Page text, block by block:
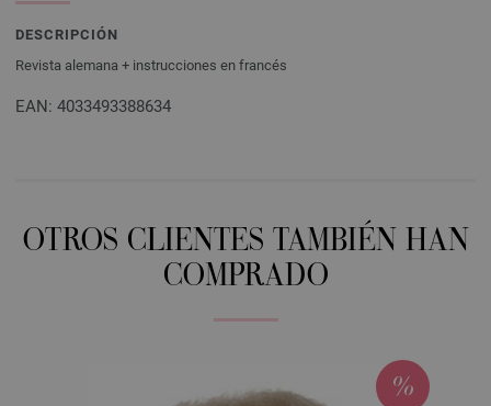
DESCRIPCIÓN
Revista alemana + instrucciones en francés
EAN: 4033493388634
OTROS CLIENTES TAMBIÉN HAN
COMPRADO